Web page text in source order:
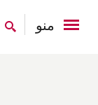
منو